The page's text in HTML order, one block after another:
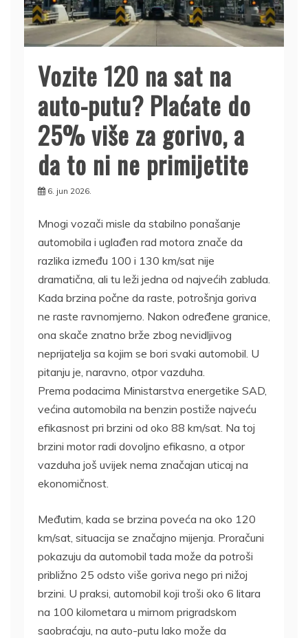
Vozite 120 na sat na
auto-putu? Plaćate do
25% više za gorivo, a
da to ni ne primijetite
6. jun 2026.
Mnogi vozači misle da stabilno ponašanje
automobila i uglađen rad motora znače da
razlika između 100 i 130 km/sat nije
dramatična, ali tu leži jedna od najvećih zabluda.
Kada brzina počne da raste, potrošnja goriva
ne raste ravnomjerno. Nakon određene granice,
ona skače znatno brže zbog nevidljivog
neprijatelja sa kojim se bori svaki automobil. U
pitanju je, naravno, otpor vazduha.
Prema podacima Ministarstva energetike SAD,
većina automobila na benzin postiže najveću
efikasnost pri brzini od oko 88 km/sat. Na toj
brzini motor radi dovoljno efikasno, a otpor
vazduha još uvijek nema značajan uticaj na
ekonomičnost.
Međutim, kada se brzina poveća na oko 120
km/sat, situacija se značajno mijenja. Proračuni
pokazuju da automobil tada može da potroši
približno 25 odsto više goriva nego pri nižoj
brzini. U praksi, automobil koji troši oko 6 litara
na 100 kilometara u mirnom prigradskom
saobraćaju, na auto-putu lako može da